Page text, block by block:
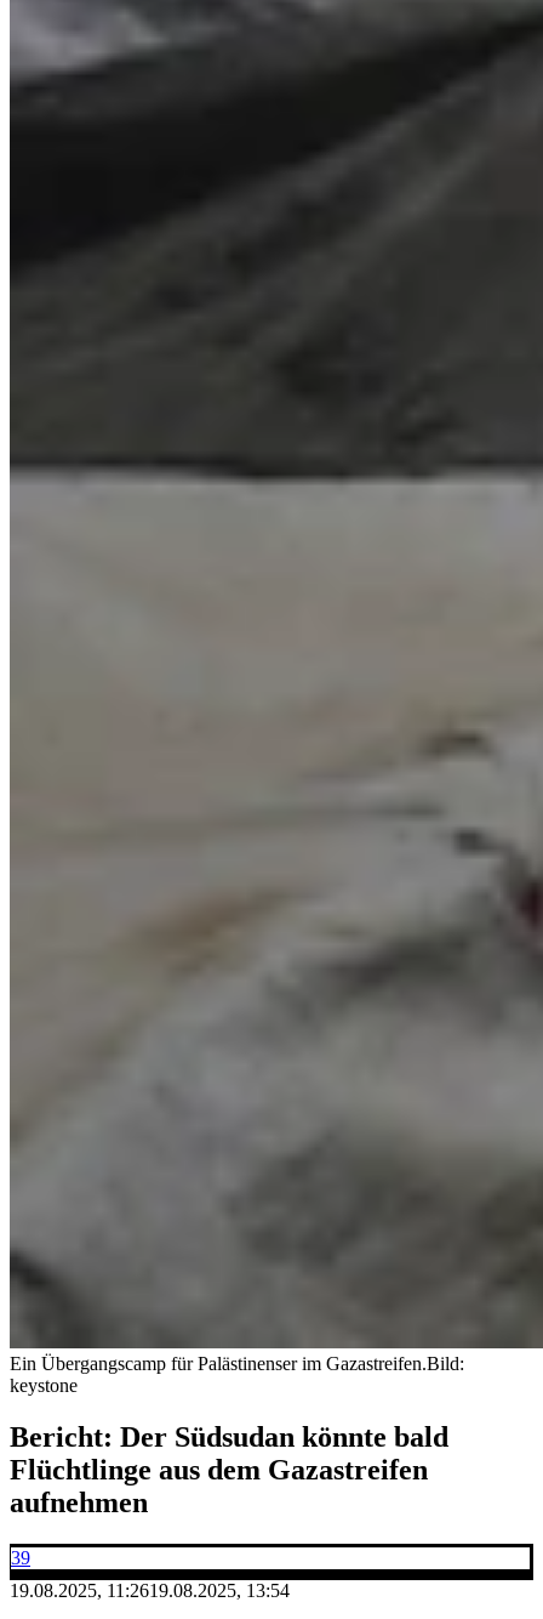
Ein Übergangscamp für Palästinenser im Gazastreifen.Bild:
keystone
Bericht: Der Südsudan könnte bald
Flüchtlinge aus dem Gazastreifen
aufnehmen
39
19.08.2025, 11:2619.08.2025, 13:54